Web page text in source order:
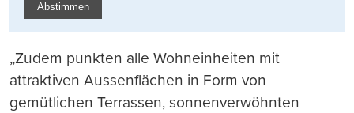
Abstimmen
„Zudem punkten alle Wohneinheiten mit
attraktiven Aussenflächen in Form von
gemütlichen Terrassen, sonnenverwöhnten